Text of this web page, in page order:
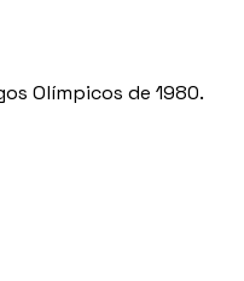
Olímpicos de 1980.